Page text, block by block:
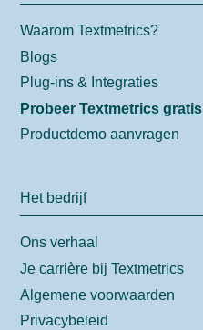
Waarom Textmetrics?
Blogs
Plug-ins & Integraties
Probeer Textmetrics gratis
Productdemo aanvragen
Het bedrijf
Ons verhaal
Je carrière bij Textmetrics
Algemene voorwaarden
Privacybeleid